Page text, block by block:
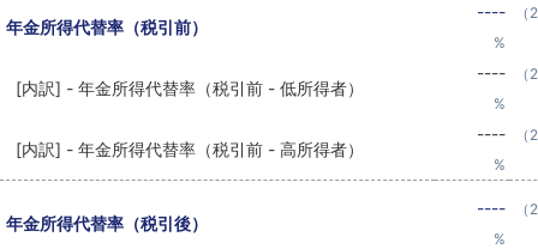
年金所得代替率（税引前）
----
%
[内訳] - 年金所得代替率（税引前 - 低所得者）
----
%
[内訳] - 年金所得代替率（税引前 - 高所得者）
----
%
年金所得代替率（税引後）
----
%